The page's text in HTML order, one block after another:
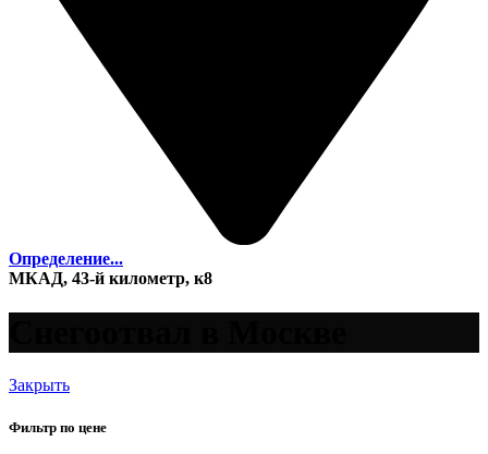
Определение...
МКАД, 43-й километр, к8
Закрыть
Фильтр по цене